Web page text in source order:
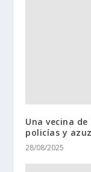
Una vecina
policías y
28/08/2025